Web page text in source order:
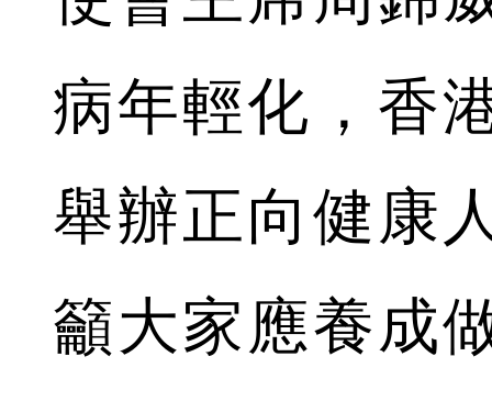
病年輕化，香
舉辦正向健康
籲大家應養成